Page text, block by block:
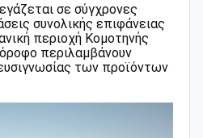
σε σύγχρονες
συνολικής επιφάνειας
περιοχή Κομοτηνής
περιλαμβάνουν
των προϊόντων